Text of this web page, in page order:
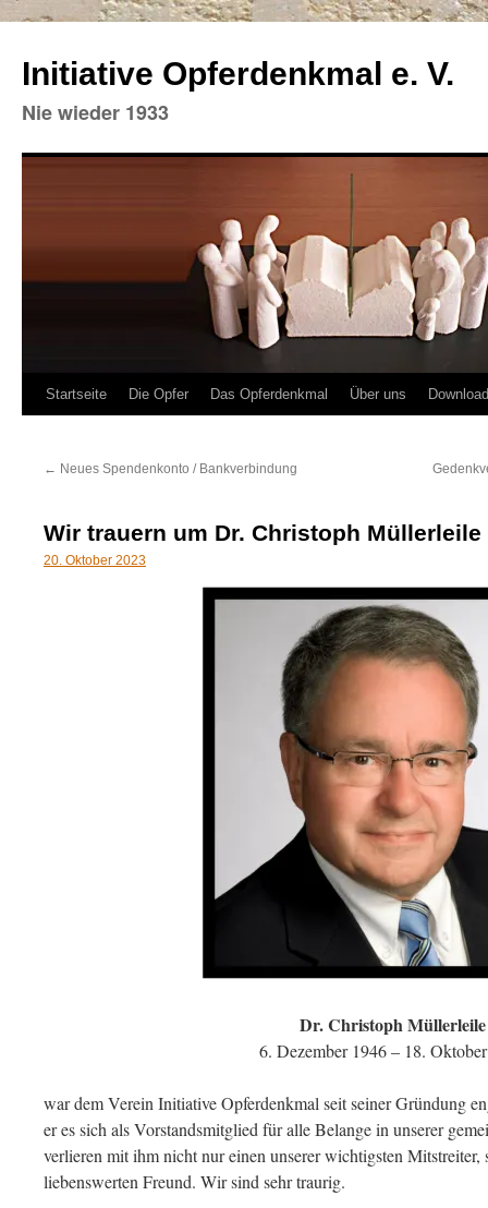
Initiative Opferdenkmal e. V.
Nie wieder 1933
Zum
springen
Startseite Die Opfer Das Opferdenkmal Über uns
← Neues Spendenkonto / Bankverbindung
Wir trauern um Dr. Christoph Müllerleile
20. Oktober 2023
Dr. Christoph Müllerleile
6. Dezember 1946 – 18.
war dem Verein Initiative Opferdenkmal seit seiner Gründung
er es sich als Vorstandsmitglied für alle Belange in unserer
verlieren mit ihm nicht nur einen unserer wichtigsten Mitstreiter,
liebenswerten Freund. Wir sind sehr traurig.